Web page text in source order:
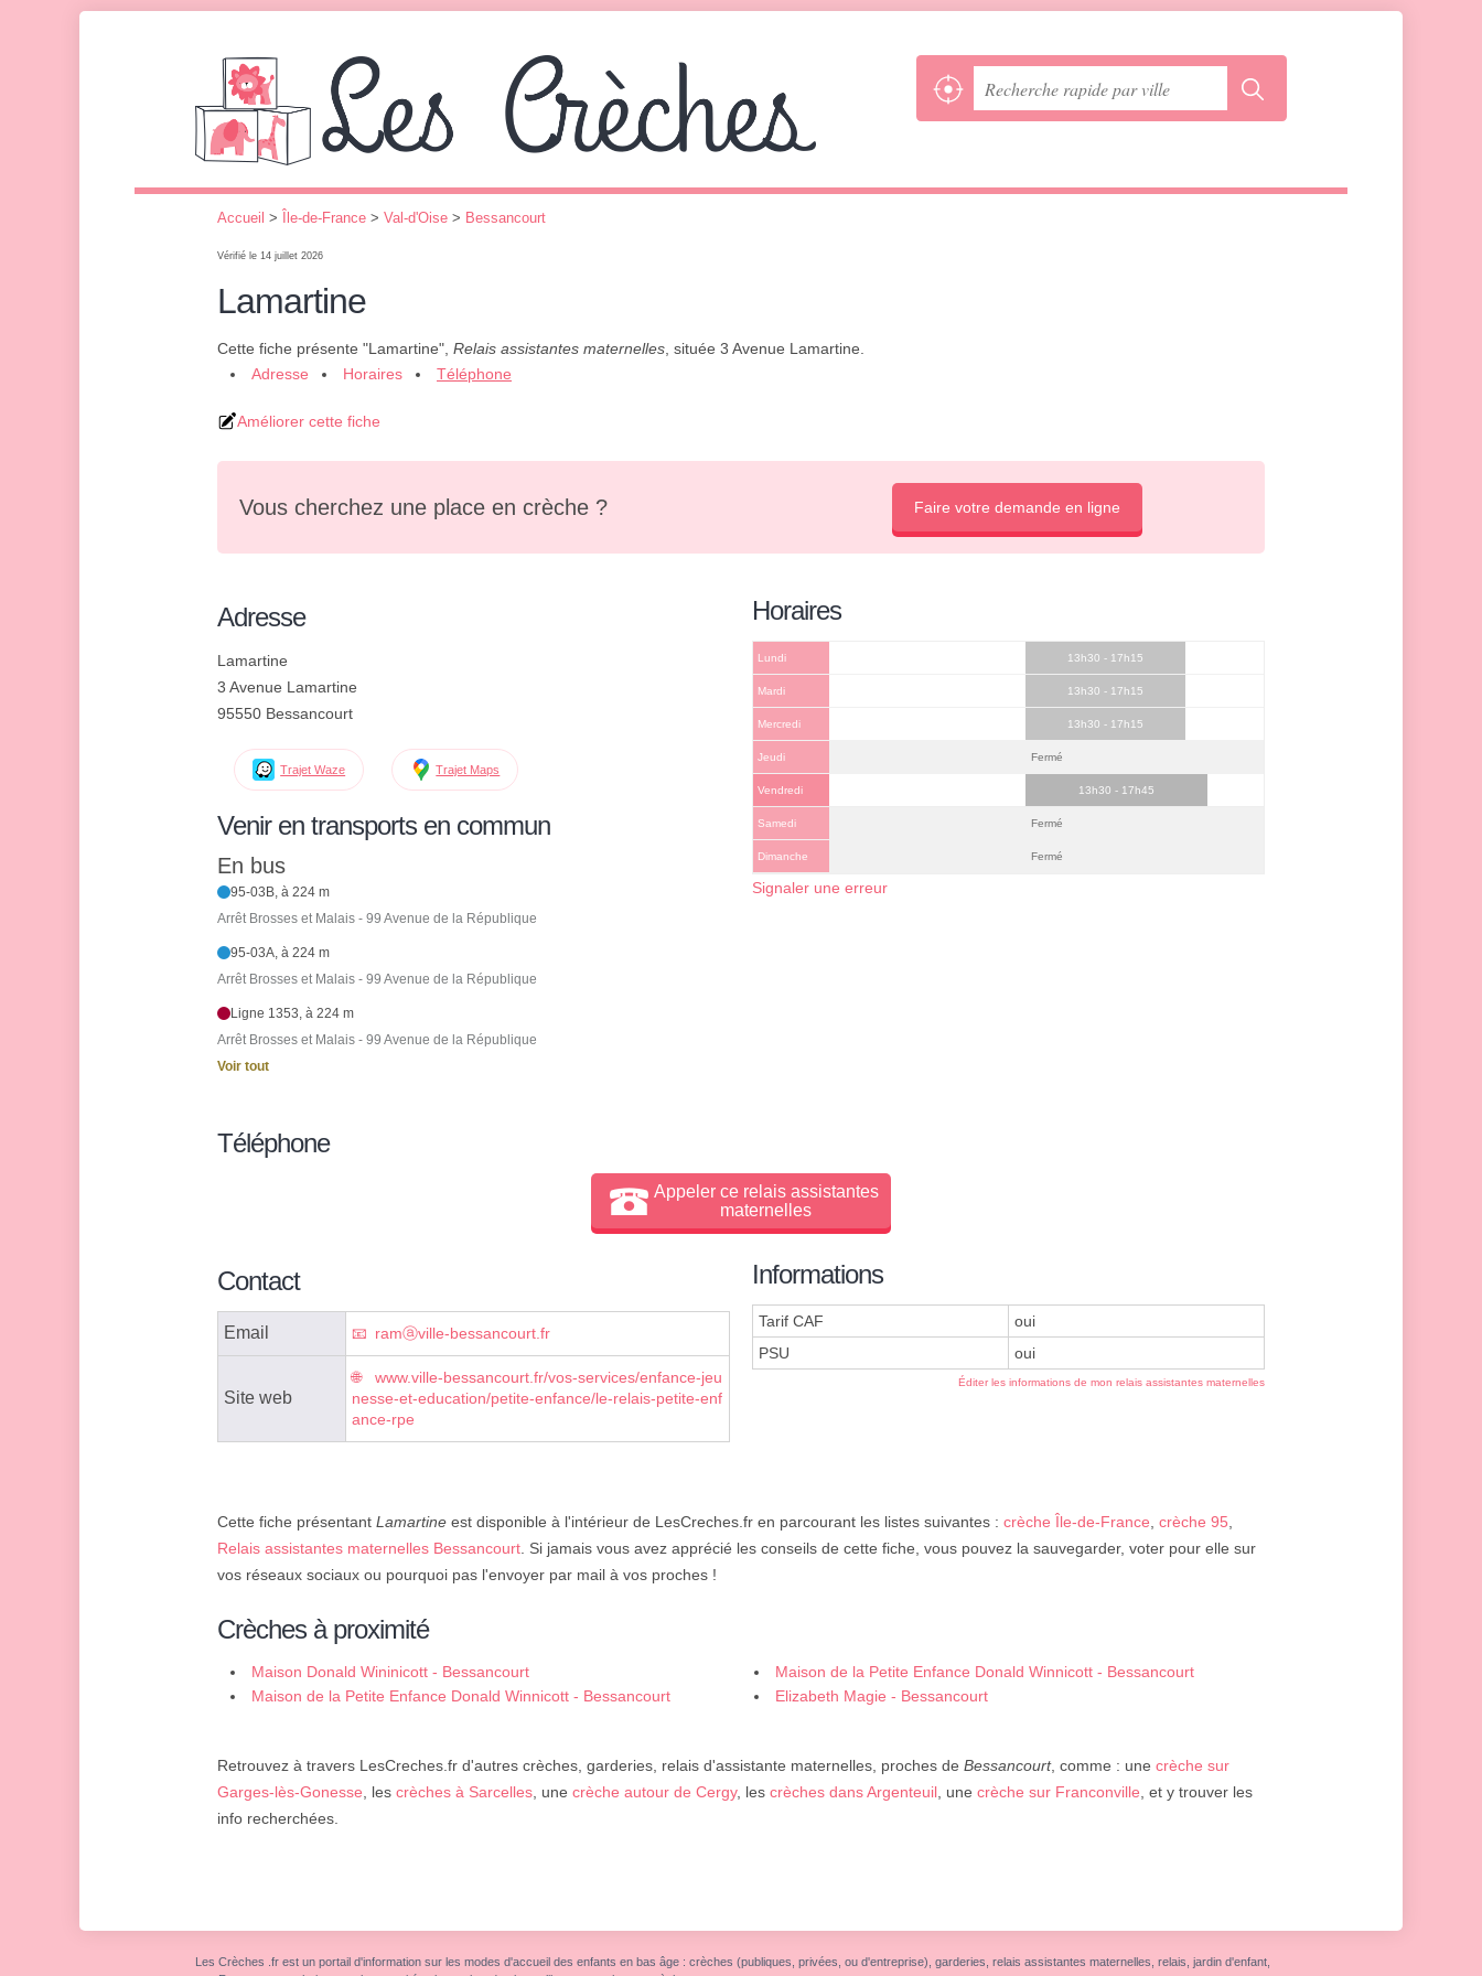
Accueil > Île-de-France > Val-d'Oise > Bessancourt
Vérifié le 14 juillet 2026
Lamartine
Cette fiche présente "Lamartine", Relais assistantes maternelles , située 3 Avenue Lamartine.
Adresse
Horaires Téléphone
Améliorer cette fiche
Vous cherchez une place en crèche ? Faire votre demande en ligne
Adresse
Lamartine
3 Avenue Lamartine
95550 Bessancourt
Trajet Waze Trajet Maps
Venir en transports en commun
En bus
95-03B, à 224 m
Arrêt Brosses et Malais - 99 Avenue de la République
95-03A, à 224 m
Arrêt Brosses et Malais - 99 Avenue de la République
Ligne 1353, à 224 m
Arrêt Brosses et Malais - 99 Avenue de la République
Voir tout
Horaires
Lundi 13h30 - 17h15
Mardi 13h30 - 17h15
Mercredi 13h30 - 17h15
Jeudi Fermé
Vendredi 13h30 - 17h45
Samedi Fermé
Dimanche Fermé
Signaler une erreur
Téléphone
Appeler ce relais assistantes
maternelles
Contact
Email ramⓐville-bessancourt.fr
Site web
www.ville-bessancourt.fr/vos-services/enfance-jeu
nesse-et-education/petite-enfance/le-relais-petite-enf
ance-rpe
Informations
Tarif CAF
oui
PSU
oui
Éditer les informations de mon relais assistantes maternelles
Cette fiche présentant Lamartine est disponible à l'intérieur de LesCreches.fr en parcourant les listes suivantes : crèche Île-de-France, crèche 95,
Relais assistantes maternelles Bessancourt. Si jamais vous avez apprécié les conseils de cette fiche, vous pouvez la sauvegarder, voter pour elle sur
vos réseaux sociaux ou pourquoi pas l'envoyer par mail à vos proches !
Crèches à proximité
Maison Donald Wininicott - Bessancourt
Maison de la Petite Enfance Donald Winnicott - Bessancourt
Maison de la Petite Enfance Donald Winnicott - Bessancourt
Elizabeth Magie - Bessancourt
Retrouvez à travers LesCreches.fr d'autres crèches, garderies, relais d'assistante maternelles, proches de Bessancourt, comme : une crèche sur
Garges-lès-Gonesse, les crèches à Sarcelles, une crèche autour de Cergy, les crèches dans Argenteuil, une crèche sur Franconville, et y trouver les
info recherchées.
Les Crèches .fr est un portail d'information sur les modes d'accueil des enfants en bas âge : crèches (publiques, privées, ou d'entreprise), garderies, relais assistantes maternelles, relais, jardin d'enfant,